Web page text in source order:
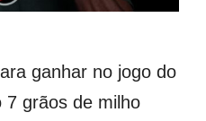
ganhar no jogo do
7 grãos de milho